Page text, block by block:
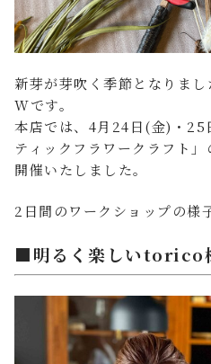
新芽が芽吹く季節となりま
Wです。
本店では、4月24日(金)・25
ティックフラワークラフト
開催いたしました。
2日間のワークショップの様
■明るく楽しいtorico